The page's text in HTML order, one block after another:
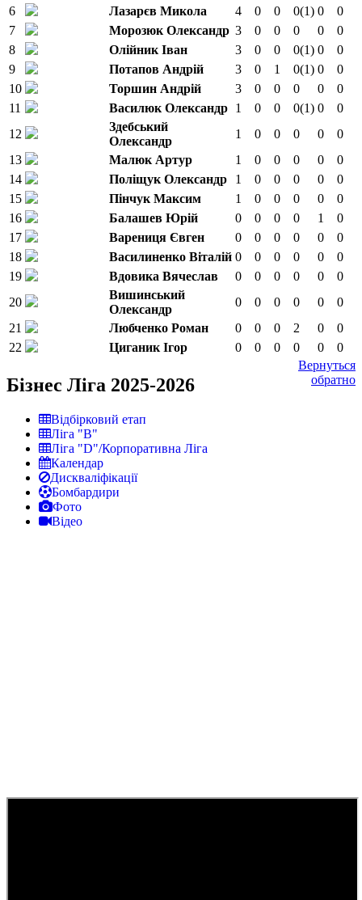
6
Лазарєв Микола 4 0 0 0(1) 0
0
7
Морозюк Олександр 3 0 0 0 0
0
8
Олійник Іван 3 0 0 0(1) 0
0
9
Потапов Андрій 3 0 1 0(1) 0
0
10
Торшин Андрій 3 0 0 0 0
0
11
Василюк Олександр 1 0 0 0(1) 0
0
12
Здебський
Олександр
1 0 0 0 0
0
13
Малюк Артур 1 0 0 0 0
0
14
Поліщук Олександр 1 0 0 0 0
0
15
Пінчук Максим 1 0 0 0 0
0
16
Балашев Юрій 0 0 0 0 1
0
17
Варениця Євген 0 0 0 0 0
0
18
Василиненко Віталій 0 0 0 0 0
0
19
Вдовика Вячеслав 0 0 0 0 0
0
20
Вишинський
Олександр
0 0 0 0 0
0
21
Любченко Роман 0 0 0 2 0
0
22
Циганик Ігор 0 0 0 0 0
0
Вернуться
обратно
Бізнес Ліга 2025-2026
Відбірковий етап
Ліга "В"
Ліга "D"/Корпоративна Ліга
Календар
Дискваліфікації
Бомбардири
Фото
Відео